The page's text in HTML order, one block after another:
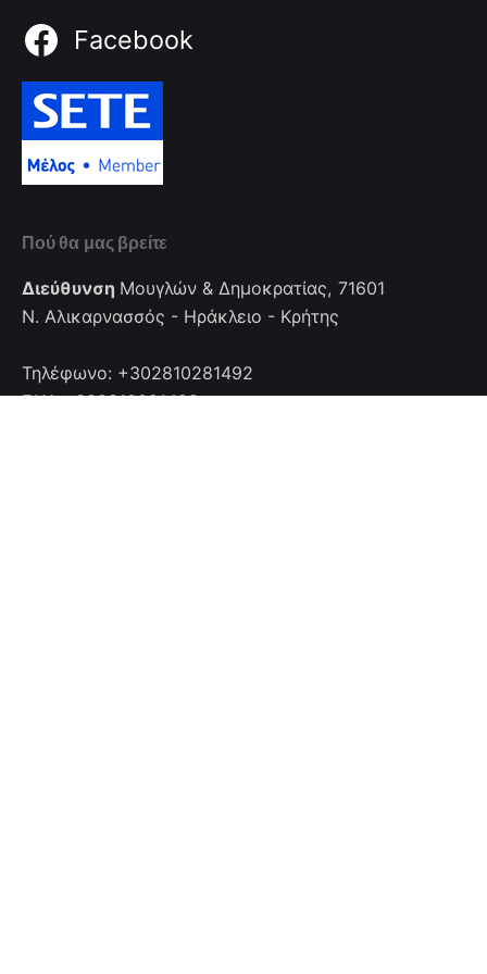
Facebook
Πού θα μας βρείτε
Διεύθυνση Μουγλών & Δημοκρατίας, 71601
Ν. Αλικαρνασσός - Ηράκλειο - Κρήτης
Τηλέφωνο: +302810281492
FAX: +302810281492